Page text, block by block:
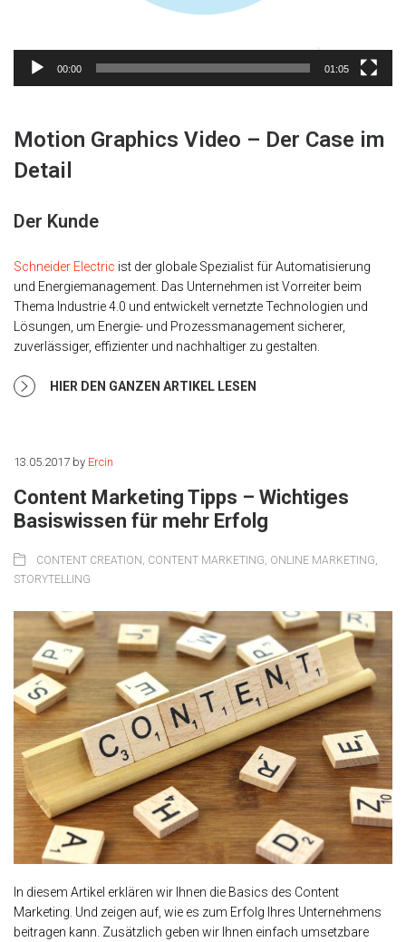
00:00 01:05
Motion Graphics Video – Der Case im
Detail
Der Kunde
Schneider Electric ist der globale Spezialist für Automatisierung
und Energiemanagement. Das Unternehmen ist Vorreiter beim
Thema Industrie 4.0 und entwickelt vernetzte Technologien und
Lösungen, um Energie- und Prozessmanagement sicherer,
zuverlässiger, effizienter und nachhaltiger zu gestalten.
HIER DEN GANZEN ARTIKEL LESEN
13.05.2017 by Ercin
Content Marketing Tipps – Wichtiges
Basiswissen für mehr Erfolg
CONTENT CREATION , CONTENT MARKETING, ONLINE MARKETING,
STORYTELLING
In diesem Artikel erklären wir Ihnen die Basics des Content
Marketing. Und zeigen auf, wie es zum Erfolg Ihres Unternehmens
beitragen kann. Zusätzlich geben wir Ihnen einfach umsetzbare